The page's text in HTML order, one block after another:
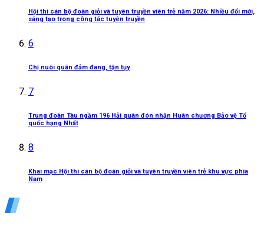
Hội thi cán bộ đoàn giỏi và tuyên truyền viên trẻ năm 2026: Nhiều đổi mới,
sáng tạo trong công tác tuyên truyền
6
Chị nuôi quân đảm đang, tận tụy
7
Trung đoàn Tàu ngầm 196 Hải quân đón nhận Huân chương Bảo vệ Tổ
quốc hạng Nhất
8
Khai mạc Hội thi cán bộ đoàn giỏi và tuyên truyền viên trẻ khu vực phía
Nam